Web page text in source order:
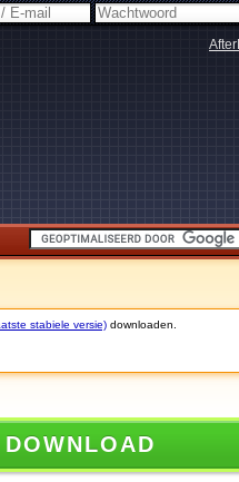
stabiele versie) downloaden.
DOWNLOAD